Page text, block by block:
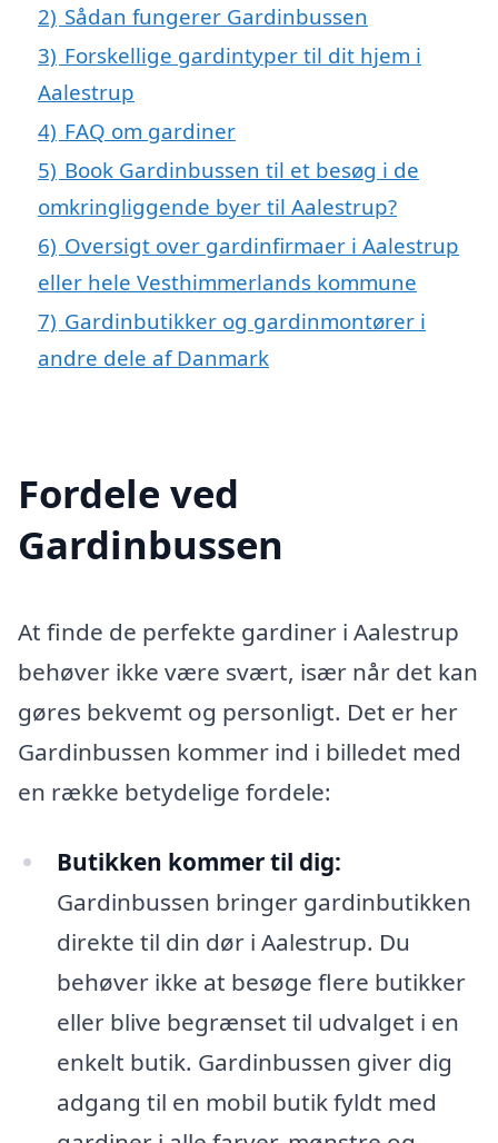
2) Sådan fungerer Gardinbussen
3) Forskellige gardintyper til dit hjem i
Aalestrup
4) FAQ om gardiner
5) Book Gardinbussen til et besøg i de
omkringliggende byer til Aalestrup?
6) Oversigt over gardinfirmaer i Aalestrup
eller hele Vesthimmerlands kommune
7) Gardinbutikker og gardinmontører i
andre dele af Danmark
Fordele ved
Gardinbussen
At finde de perfekte gardiner i Aalestrup
behøver ikke være svært, især når det kan
gøres bekvemt og personligt. Det er her
Gardinbussen kommer ind i billedet med
en række betydelige fordele:
Butikken kommer til dig:
Gardinbussen bringer gardinbutikken
direkte til din dør i Aalestrup. Du
behøver ikke at besøge flere butikker
eller blive begrænset til udvalget i en
enkelt butik. Gardinbussen giver dig
adgang til en mobil butik fyldt med